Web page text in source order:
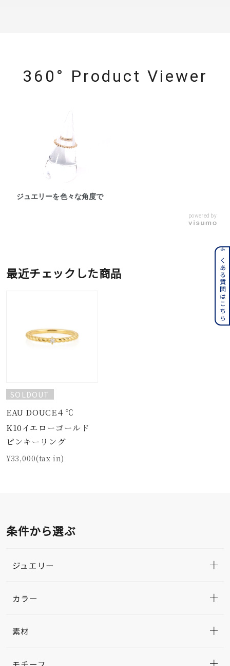
360° Product Viewer
ジュエリーを色々な角度で
powered by
最近チェックした商品
SOLDOUT
EAU DOUCE４℃
K10イエローゴールド
ピンキーリング
¥33,000(tax in)
条件から選ぶ
ジュエリー
カラー
素材
モチーフ
よくある質問はこちら